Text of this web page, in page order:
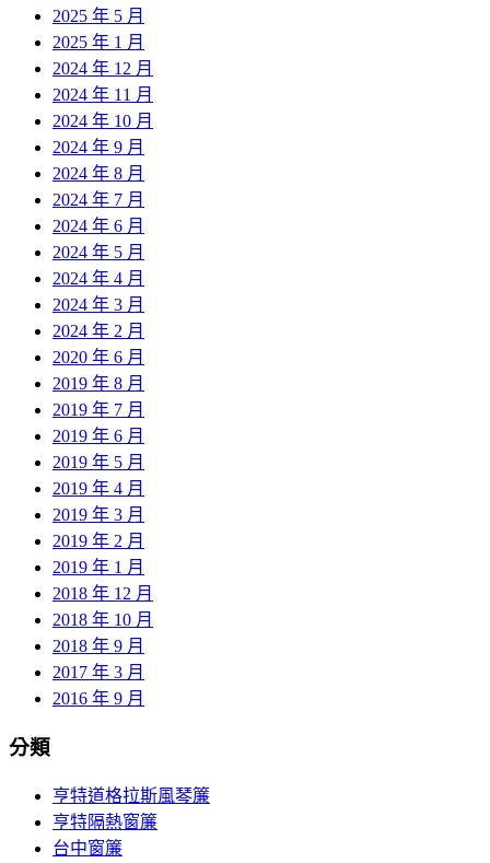
2025 年 5 月
2025 年 1 月
2024 年 12 月
2024 年 11 月
2024 年 10 月
2024 年 9 月
2024 年 8 月
2024 年 7 月
2024 年 6 月
2024 年 5 月
2024 年 4 月
2024 年 3 月
2024 年 2 月
2020 年 6 月
2019 年 8 月
2019 年 7 月
2019 年 6 月
2019 年 5 月
2019 年 4 月
2019 年 3 月
2019 年 2 月
2019 年 1 月
2018 年 12 月
2018 年 10 月
2018 年 9 月
2017 年 3 月
2016 年 9 月
分類
亨特道格拉斯風琴簾
亨特隔熱窗簾
台中窗簾